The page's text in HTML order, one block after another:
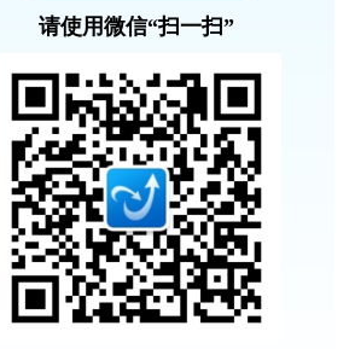
请使用微信“扫一扫”